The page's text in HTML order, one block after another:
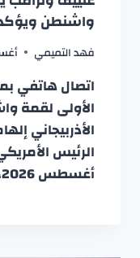
واشنطن
فهد التميمي
اتصال هاتفي
الأولى لقمة
الأذربيجاني
الرئيس
أغسطس 2026، تزامناً مع…